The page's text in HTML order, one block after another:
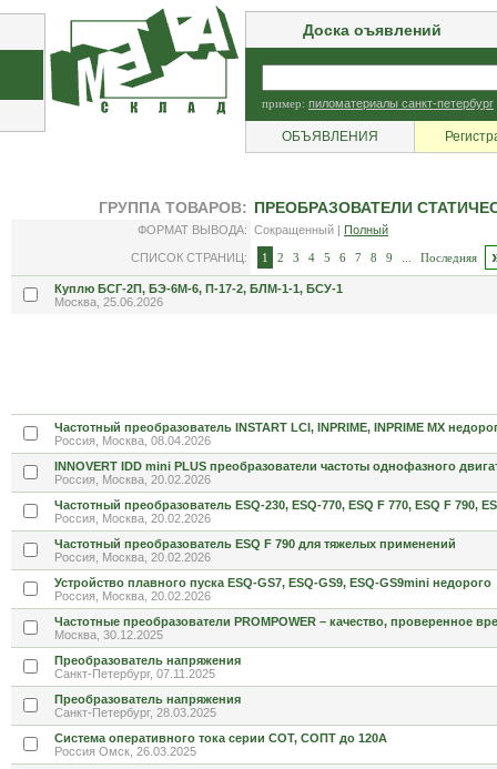
Доска оъявлений
пример: пиломатериалы санкт-петербург
ОБЪЯВЛЕНИЯ
ГРУППА ТОВАРОВ: ПРЕОБРАЗОВАТЕЛИ
ФОРМАТ ВЫВОДА: Сокращенный | Полный
СПИСОК СТРАНИЦ: 1 2 3 4 5 6 7 8 9 Последняя
Куплю БСГ-2П, БЭ-6М-6, П-17-2, БЛМ-1-1, БСУ-1
Москва, 25.06.2026
Частотный преобразователь INSTART LCI, INPRIME, INPRIME MX
Россия, Москва, 08.04.2026
INNOVERT IDD mini PLUS преобразователи частоты однофазного
Россия, Москва, 20.02.2026
Частотный преобразователь ESQ-230, ESQ-770, ESQ F 770, ESQ F 790,
Россия, Москва, 20.02.2026
Частотный преобразователь ESQ F 790 для тяжелых применений
Россия, Москва, 20.02.2026
Устройство плавного пуска ESQ-GS7, ESQ-GS9, ESQ-GS9mini недорого
Россия, Москва, 20.02.2026
Частотные преобразователи PROMPOWER – качество, проверенное
Москва, 30.12.2025
Преобразователь напряжения
Санкт-Петербург, 07.11.2025
Преобразователь напряжения
Санкт-Петербург, 28.03.2025
Система оперативного тока серии СОТ, СОПТ до 120А
Россия Омск, 26.03.2025